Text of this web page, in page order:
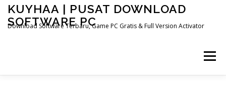
Skip
content
KUYHAA | PUSAT DOWNLOAD
SOFTWARE PC
Download Software Terbaru, Game PC Gratis & Full Version Activator
Menu